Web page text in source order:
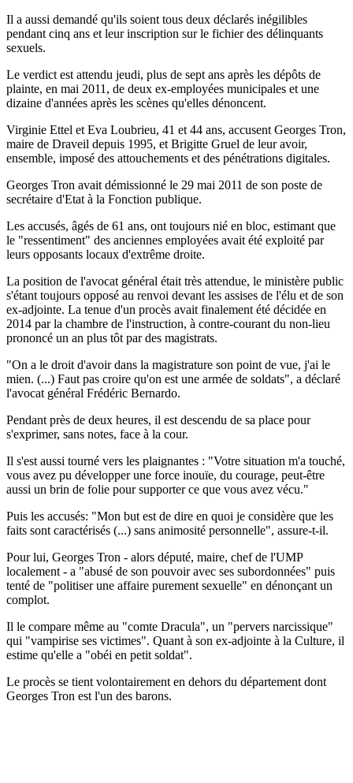
Il a aussi demandé qu'ils soient tous deux déclarés inégilibles
pendant cinq ans et leur inscription sur le fichier des délinquants
sexuels.
Le verdict est attendu jeudi, plus de sept ans après les dépôts de
plainte, en mai 2011, de deux ex-employées municipales et une
dizaine d'années après les scènes qu'elles dénoncent.
Virginie Ettel et Eva Loubrieu, 41 et 44 ans, accusent Georges Tron,
maire de Draveil depuis 1995, et Brigitte Gruel de leur avoir,
ensemble, imposé des attouchements et des pénétrations digitales.
Georges Tron avait démissionné le 29 mai 2011 de son poste de
secrétaire d'Etat à la Fonction publique.
Les accusés, âgés de 61 ans, ont toujours nié en bloc, estimant que
le "ressentiment" des anciennes employées avait été exploité par
leurs opposants locaux d'extrême droite.
La position de l'avocat général était très attendue, le ministère public
s'étant toujours opposé au renvoi devant les assises de l'élu et de son
ex-adjointe. La tenue d'un procès avait finalement été décidée en
2014 par la chambre de l'instruction, à contre-courant du non-lieu
prononcé un an plus tôt par des magistrats.
"On a le droit d'avoir dans la magistrature son point de vue, j'ai le
mien. (...) Faut pas croire qu'on est une armée de soldats", a déclaré
l'avocat général Frédéric Bernardo.
Pendant près de deux heures, il est descendu de sa place pour
s'exprimer, sans notes, face à la cour.
Il s'est aussi tourné vers les plaignantes : "Votre situation m'a touché,
vous avez pu développer une force inouïe, du courage, peut-être
aussi un brin de folie pour supporter ce que vous avez vécu."
Puis les accusés: "Mon but est de dire en quoi je considère que les
faits sont caractérisés (...) sans animosité personnelle", assure-t-il.
Pour lui, Georges Tron - alors député, maire, chef de l'UMP
localement - a "abusé de son pouvoir avec ses subordonnées" puis
tenté de "politiser une affaire purement sexuelle" en dénonçant un
complot.
Il le compare même au "comte Dracula", un "pervers narcissique"
qui "vampirise ses victimes". Quant à son ex-adjointe à la Culture, il
estime qu'elle a "obéi en petit soldat".
Le procès se tient volontairement en dehors du département dont
Georges Tron est l'un des barons.